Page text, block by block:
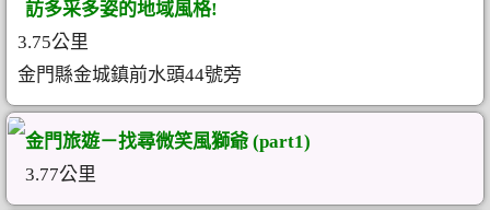
訪多采多姿的地域風格!
3.75公里
金門縣金城鎮前水頭44號旁
金門旅遊－找尋微笑風獅爺 (part1)
3.77公里